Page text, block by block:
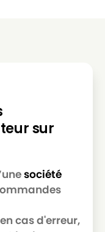
sur
société
cas d'erreur,